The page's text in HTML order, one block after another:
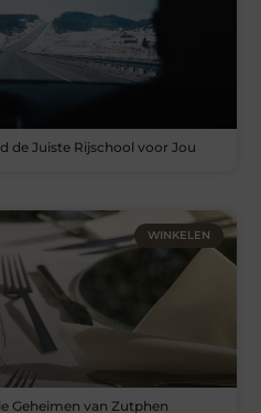
de Juiste Rijschool voor Jou
WINKELEN
Geheimen van Zutphen